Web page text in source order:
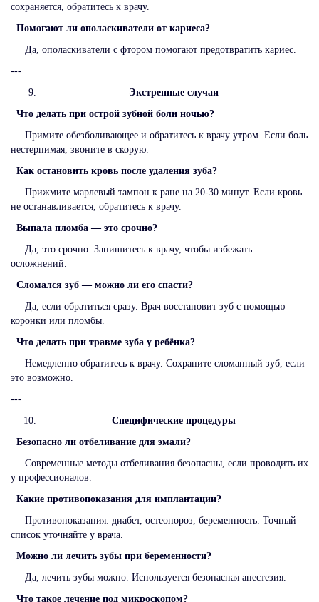
сохраняется, обратитесь к врачу.
Помогают ли ополаскиватели от кариеса?
Да, ополаскиватели с фтором помогают предотвратить кариес.
---
Экстренные случаи
Что делать при острой зубной боли ночью?
Примите обезболивающее и обратитесь к врачу утром. Если боль
нестерпимая, звоните в скорую.
Как остановить кровь после удаления зуба?
Прижмите марлевый тампон к ране на 20-30 минут. Если кровь
не останавливается, обратитесь к врачу.
Выпала пломба — это срочно?
Да, это срочно. Запишитесь к врачу, чтобы избежать
осложнений.
Сломался зуб — можно ли его спасти?
Да, если обратиться сразу. Врач восстановит зуб с помощью
коронки или пломбы.
Что делать при травме зуба у ребёнка?
Немедленно обратитесь к врачу. Сохраните сломанный зуб, если
это возможно.
---
Специфические процедуры
Безопасно ли отбеливание для эмали?
Современные методы отбеливания безопасны, если проводить их
у профессионалов.
Какие противопоказания для имплантации?
Противопоказания: диабет, остеопороз, беременность. Точный
список уточняйте у врача.
Можно ли лечить зубы при беременности?
Да, лечить зубы можно. Используется безопасная анестезия.
Что такое лечение под микроскопом?